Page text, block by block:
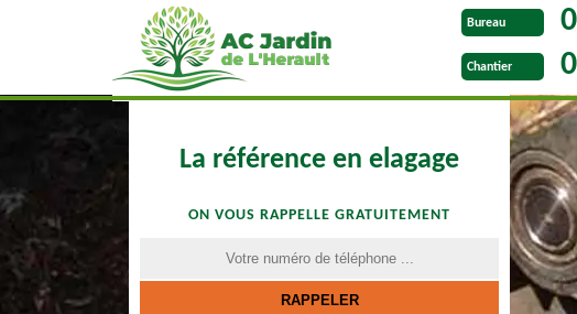
Bureau
Chantier
La référence en elagage
ON VOUS RAPPELLE GRATUITEMENT